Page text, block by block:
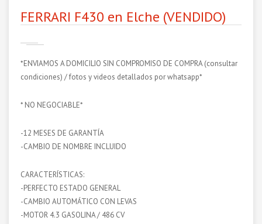
FERRARI F430 en Elche (VENDIDO)
*ENVIAMOS A DOMICILIO SIN COMPROMISO DE COMPRA (consultar
condiciones) / fotos y videos detallados por whatsapp*
* NO NEGOCIABLE*
-12 MESES DE GARANTÍA
-CAMBIO DE NOMBRE INCLUIDO
CARACTERÍSTICAS:
-PERFECTO ESTADO GENERAL
-CAMBIO AUTOMÁTICO CON LEVAS
-MOTOR 4.3 GASOLINA / 486 CV